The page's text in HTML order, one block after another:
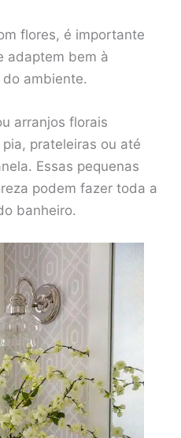
flores, é importante
adaptem bem à
ambiente.
arranjos florais
prateleiras ou até
Essas pequenas
podem fazer toda a
banheiro.